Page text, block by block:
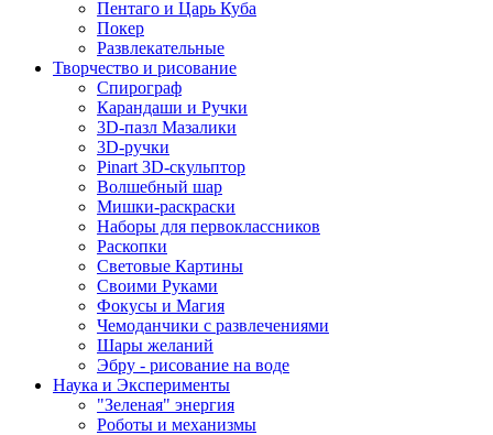
Пентаго и Царь Куба
Покер
Развлекательные
Творчество и рисование
Спирограф
Карандаши и Ручки
3D-пазл Мазалики
3D-ручки
Pinart 3D-скульптор
Волшебный шар
Мишки-раскраски
Наборы для первоклассников
Раскопки
Световые Картины
Своими Руками
Фокусы и Магия
Чемоданчики с развлечениями
Шары желаний
Эбру - рисование на воде
Наука и Эксперименты
"Зеленая" энергия
Роботы и механизмы